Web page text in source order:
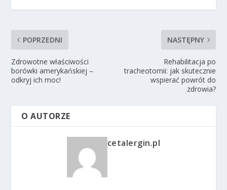
POPRZEDNI
Zdrowotne właściwości
borówki amerykańskiej –
odkryj ich moc!
NASTĘPNY
Rehabilitacja po
tracheotomii: jak skutecznie
wspierać powrót do
zdrowia?
O AUTORZE
cetalergin.pl